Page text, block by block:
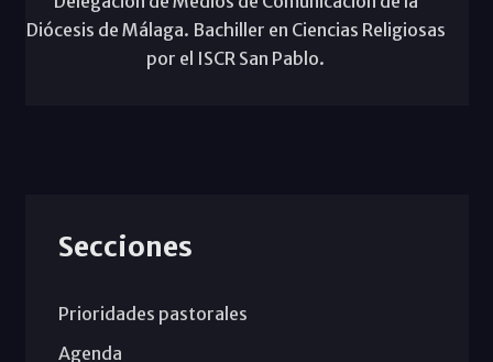
Diócesis de Málaga. Bachiller en Ciencias Religiosas
por el ISCR San Pablo.
Secciones
Prioridades pastorales
Agenda